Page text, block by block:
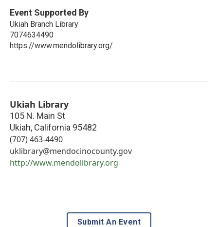
Event Supported By
Ukiah Branch Library
7074634490
https://www.mendolibrary.org/
Ukiah Library
105 N. Main St
Ukiah, California 95482
(707) 463-4490
uklibrary@mendocinocounty.gov
http://www.mendolibrary.org
Submit An Event